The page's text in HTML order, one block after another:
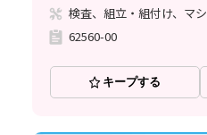
検査、組立・組付け、マ
62560-00
キープする